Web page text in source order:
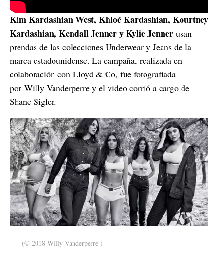
Kim Kardashian West, Khloé Kardashian, Kourtney
Kardashian, Kendall Jenner y Kylie Jenner usan
prendas de las colecciones Underwear y Jeans de la
marca estadounidense. La campaña, realizada en
colaboración con Lloyd & Co, fue fotografiada
por Willy Vanderperre y el video corrió a cargo de
Shane Sigler.
- (© 2018 Willy Vanderperre )